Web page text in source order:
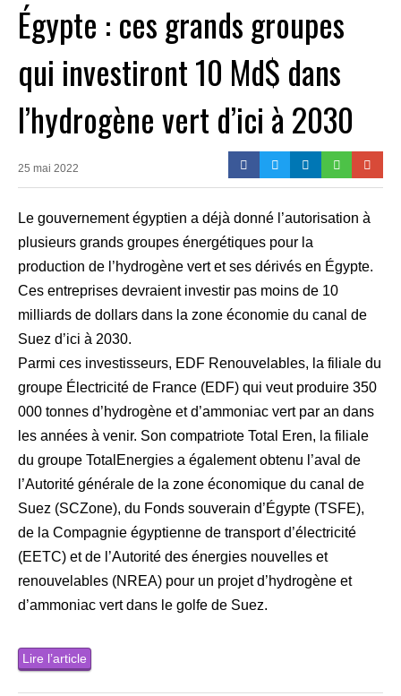
Égypte : ces grands groupes
qui investiront 10 Md$ dans
l’hydrogène vert d’ici à 2030
25 mai 2022
Le gouvernement égyptien a déjà donné l’autorisation à
plusieurs grands groupes énergétiques pour la
production de l’hydrogène vert et ses dérivés en Égypte.
Ces entreprises devraient investir pas moins de 10
milliards de dollars dans la zone économie du canal de
Suez d’ici à 2030.
Parmi ces investisseurs, EDF Renouvelables, la filiale du
groupe Électricité de France (EDF) qui veut produire 350
000 tonnes d’hydrogène et d’ammoniac vert par an dans
les années à venir. Son compatriote Total Eren, la filiale
du groupe TotalEnergies a également obtenu l’aval de
l’Autorité générale de la zone économique du canal de
Suez (SCZone), du Fonds souverain d’Égypte (TSFE),
de la Compagnie égyptienne de transport d’électricité
(EETC) et de l’Autorité des énergies nouvelles et
renouvelables (NREA) pour un projet d’hydrogène et
d’ammoniac vert dans le golfe de Suez.
Lire l’article